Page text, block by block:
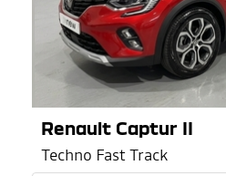
Renault Captur II
Techno Fast Track